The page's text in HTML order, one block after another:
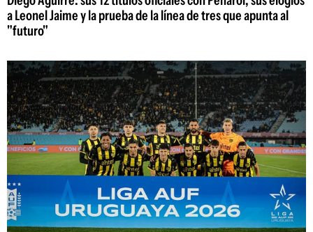
a Leonel Jaime y la prueba de la línea de tres que apunta al
"futuro"